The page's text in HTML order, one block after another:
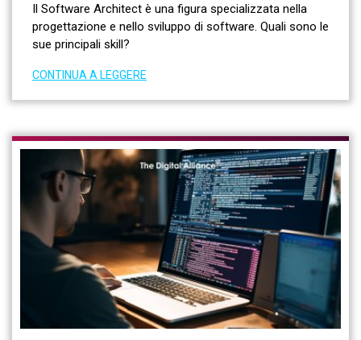
Il Software Architect è una figura specializzata nella
progettazione e nello sviluppo di software. Quali sono le
sue principali skill?
CONTINUA A LEGGERE